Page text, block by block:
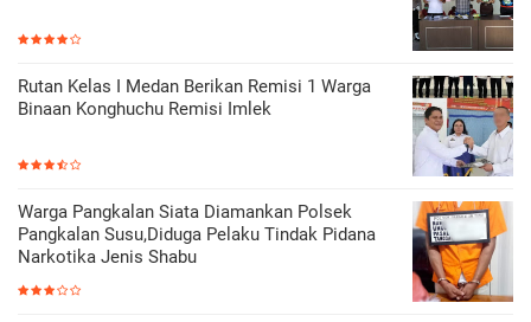
Rutan Kelas I Medan Berikan Remisi 1 Warga
Binaan Konghuchu Remisi Imlek
Warga Pangkalan Siata Diamankan Polsek
Pangkalan Susu,Diduga Pelaku Tindak Pidana
Narkotika Jenis Shabu